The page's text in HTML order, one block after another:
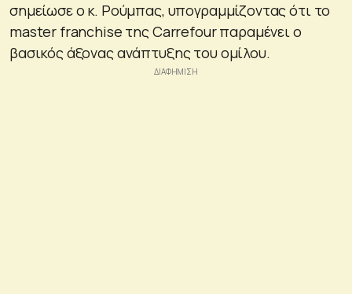
σημείωσε ο κ. Ρούμπας, υπογραμμίζοντας ότι το
master franchise της Carrefour παραμένει ο
βασικός άξονας ανάπτυξης του ομίλου.